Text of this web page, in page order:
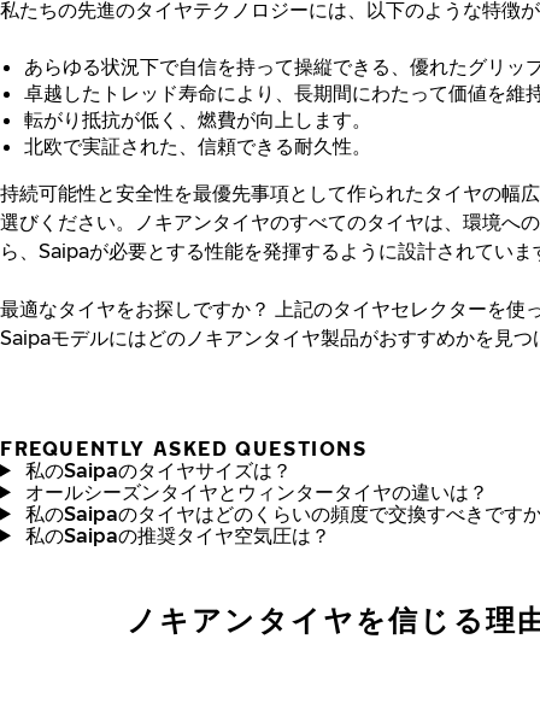
私たちの先進のタイヤテクノロジーには、以下のような特徴
あらゆる状況下で自信を持って操縦できる、優れたグリッ
卓越したトレッド寿命により、長期間にわたって価値を維
転がり抵抗が低く、燃費が向上します。
北欧で実証された、信頼できる耐久性。
持続可能性と安全性を最優先事項として作られたタイヤの幅
選びください。ノキアンタイヤのすべてのタイヤは、環境へ
ら、Saipaが必要とする性能を発揮するように設計されていま
最適なタイヤをお探しですか？
上記のタイヤセレクターを使
Saipaモデルにはどのノキアンタイヤ製品がおすすめかを見つ
FREQUENTLY ASKED QUESTIONS
私のSaipaのタイヤサイズは？
オールシーズンタイヤとウィンタータイヤの違いは？
私のSaipaのタイヤはどのくらいの頻度で交換すべきです
私のSaipaの推奨タイヤ空気圧は？
ノキアンタイヤを信じる理